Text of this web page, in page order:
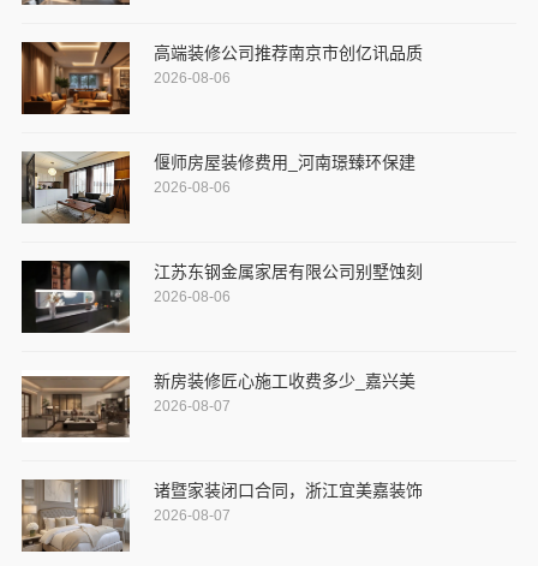
高端装修公司推荐南京市创亿讯品质
2026-08-06
偃师房屋装修费用_河南璟臻环保建
2026-08-06
江苏东钢金属家居有限公司别墅蚀刻
2026-08-06
新房装修匠心施工收费多少_嘉兴美
2026-08-07
诸暨家装闭口合同，浙江宜美嘉装饰
2026-08-07